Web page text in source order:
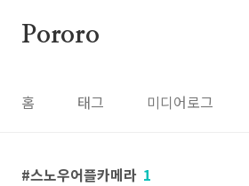
Pororo
홈 태그 미디어로그
스노우어플카메라 1